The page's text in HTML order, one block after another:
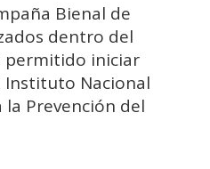
Bienal de
dentro del
permitido iniciar
Instituto Nacional
Prevención del